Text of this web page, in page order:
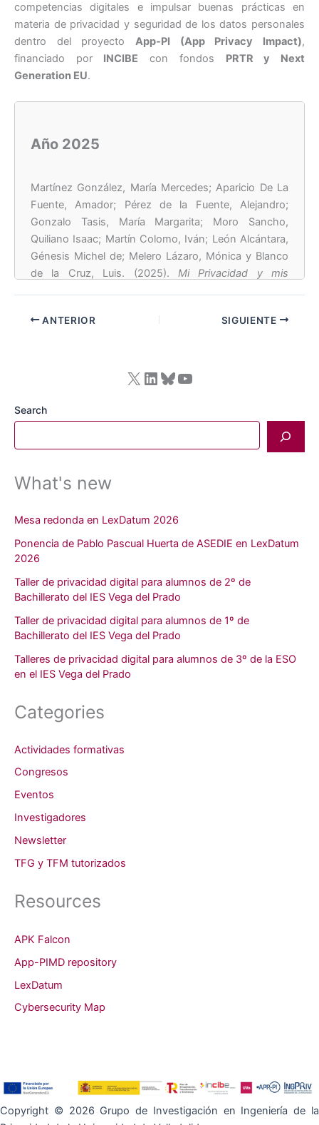
competencias digitales e impulsar buenas prácticas en
materia de privacidad y seguridad de los datos personales
dentro del proyecto App-PI (App Privacy Impact),
financiado por INCIBE con fondos PRTR y Next
Generation EU.
Año 2025
Martínez González, María Mercedes; Aparicio De La
Fuente, Amador; Pérez de la Fuente, Alejandro;
Gonzalo Tasis, María Margarita; Moro Sancho,
Quiliano Isaac; Martín Colomo, Iván; León Alcántara,
Génesis Michel de; Melero Lázaro, Mónica y Blanco
de la Cruz, Luis. (2025). Mi Privacidad y mis
https://uvadoc.uva.es/handle/10324/76439
ANTERIOR SIGUIENTE
X LinkedIn Bluesky YouTube
Search
What's new
Mesa redonda en LexDatum 2026
Ponencia de Pablo Pascual Huerta de ASEDIE en LexDatum
2026
Taller de privacidad digital para alumnos de 2º de
Bachillerato del IES Vega del Prado
Taller de privacidad digital para alumnos de 1º de
Bachillerato del IES Vega del Prado
Talleres de privacidad digital para alumnos de 3º de la ESO
en el IES Vega del Prado
Categories
Actividades formativas
Congresos
Eventos
Investigadores
Newsletter
TFG y TFM tutorizados
Resources
APK Falcon
App-PIMD repository
LexDatum
Cybersecurity Map
Copyright © 2026 Grupo de Investigación en Ingeniería de la